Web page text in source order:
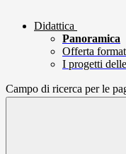
Didattica
Panoramica
Offerta
I progetti
Campo di ricerca per le